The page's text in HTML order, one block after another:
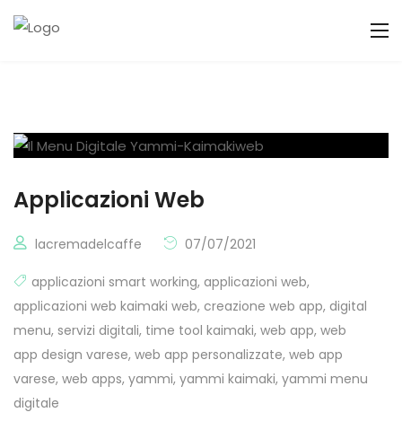
Applicazioni Web
lacremadelcaffe 07/07/2021
applicazioni smart working, applicazioni web,
applicazioni web kaimaki web, creazione web app, digital
menu, servizi digitali, time tool kaimaki, web app, web
app design varese, web app personalizzate, web app
varese, web apps, yammi, yammi kaimaki, yammi menu
digitale